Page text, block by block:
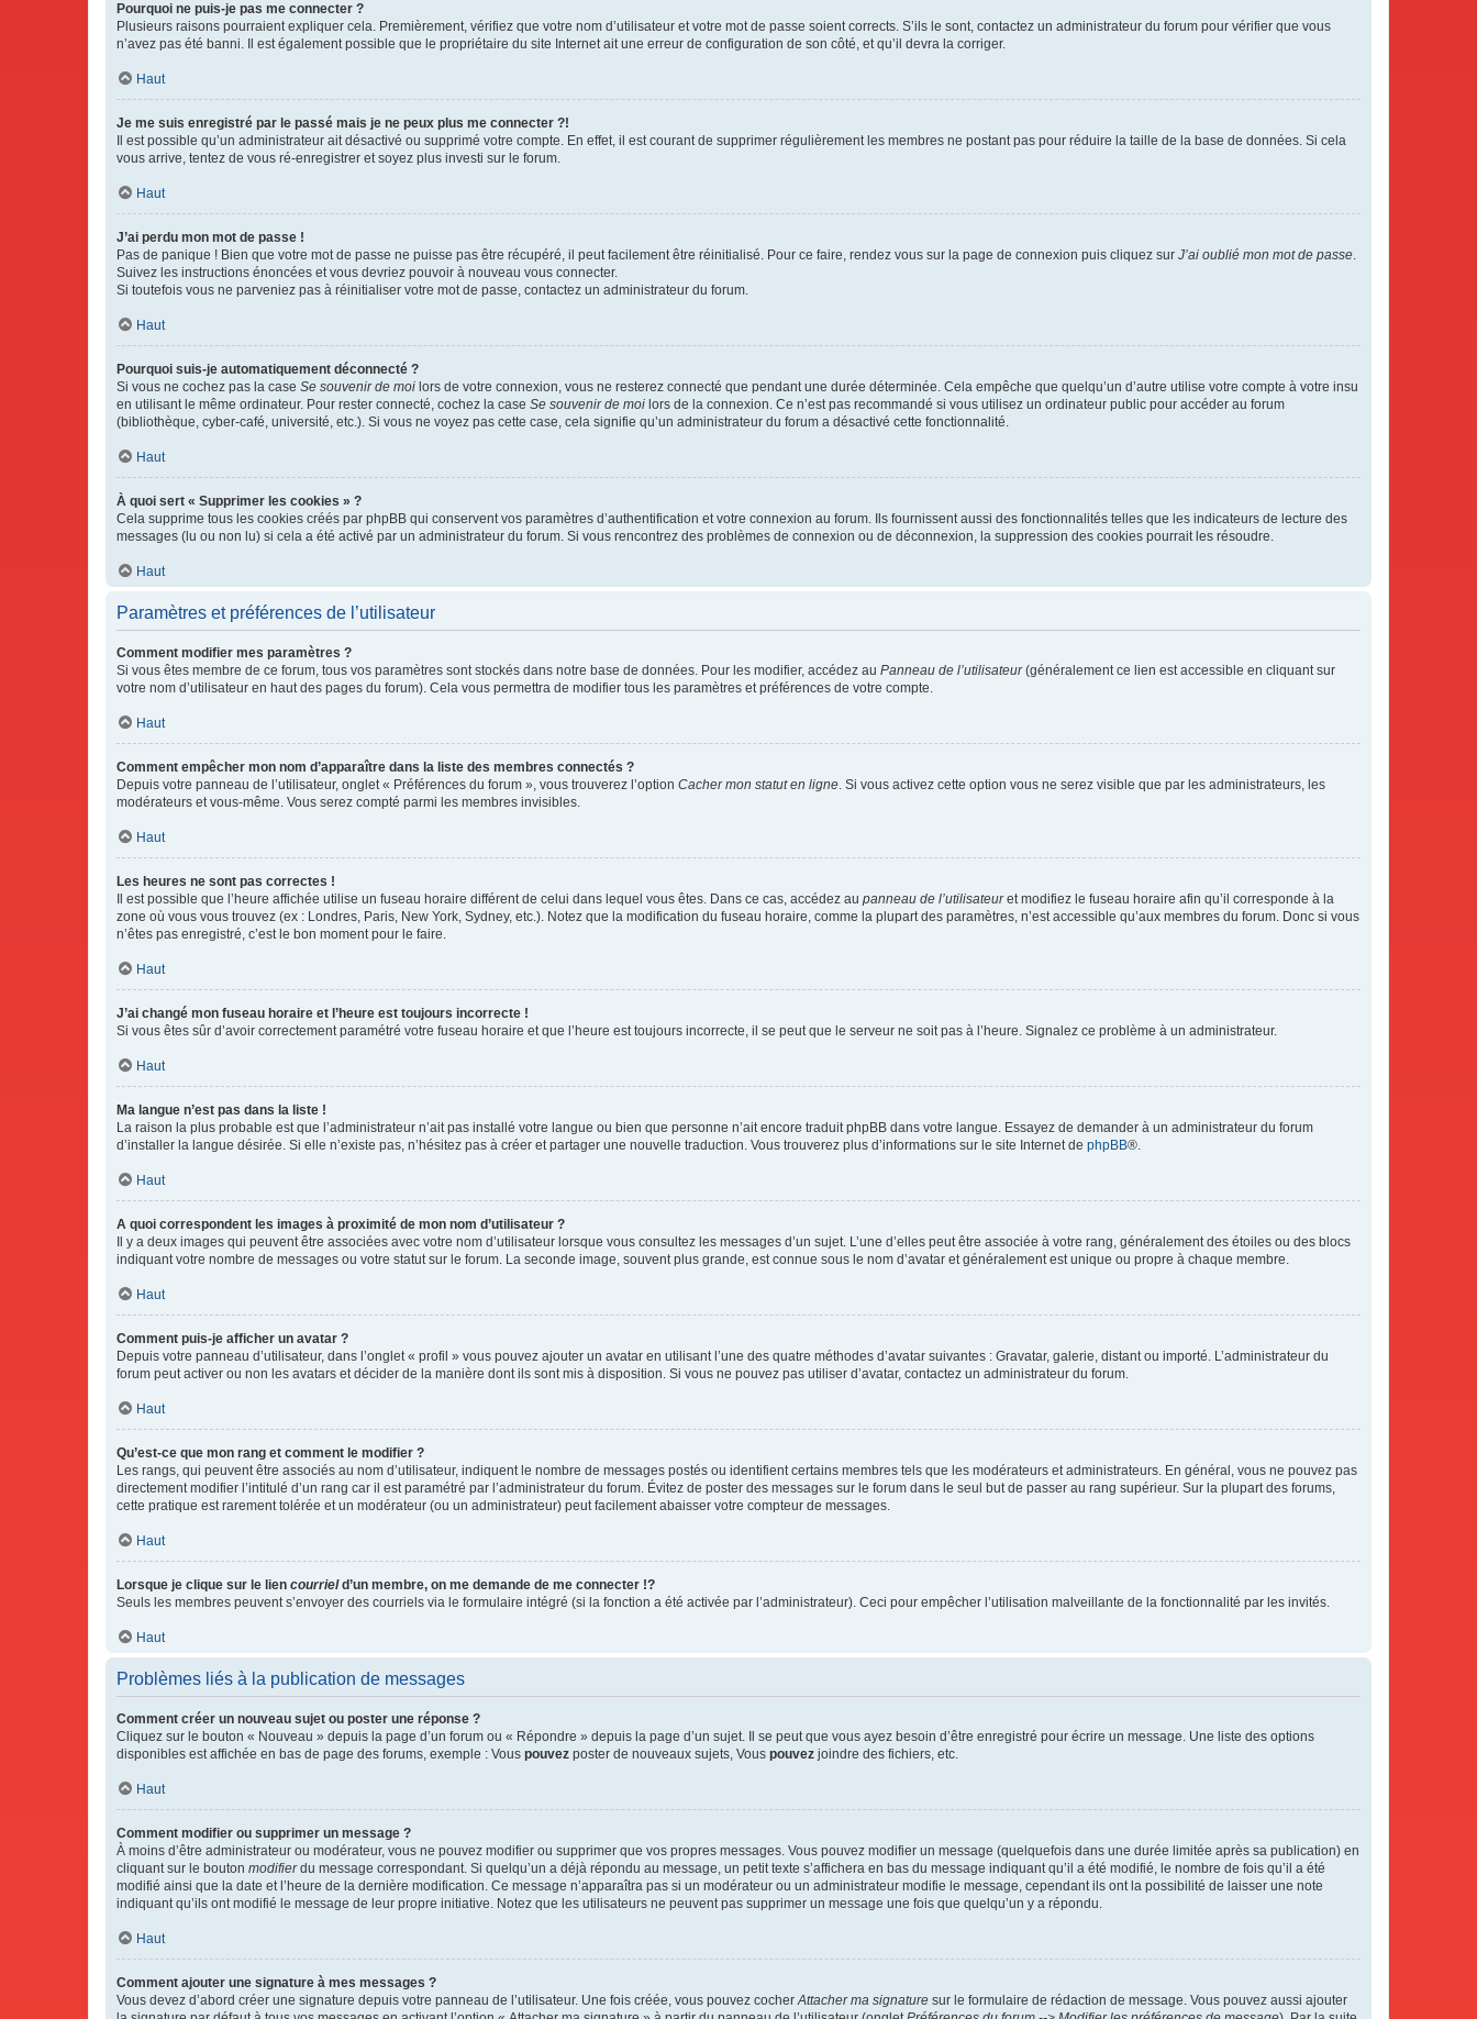
Pourquoi ne puis-je pas me connecter ?
Plusieurs raisons pourraient expliquer cela. Premièrement, vérifiez que votre nom d’utilisateur et votre mot de passe soient corrects. S’ils le sont, contactez un administrateur du forum pour vérifier que vous
n’avez pas été banni. Il est également possible que le propriétaire du site Internet ait une erreur de configuration de son côté, et qu’il devra la corriger.
Haut
Je me suis enregistré par le passé mais je ne peux plus me connecter ?!
Il est possible qu’un administrateur ait désactivé ou supprimé votre compte. En effet, il est courant de supprimer régulièrement les membres ne postant pas pour réduire la taille de la base de données. Si cela
vous arrive, tentez de vous ré-enregistrer et soyez plus investi sur le forum.
Haut
J’ai perdu mon mot de passe !
Pas de panique ! Bien que votre mot de passe ne puisse pas être récupéré, il peut facilement être réinitialisé. Pour ce faire, rendez vous sur la page de connexion puis cliquez sur J’ai oublié mon mot de passe.
Suivez les instructions énoncées et vous devriez pouvoir à nouveau vous connecter.
Si toutefois vous ne parveniez pas à réinitialiser votre mot de passe, contactez un administrateur du forum.
Haut
Pourquoi suis-je automatiquement déconnecté ?
Si vous ne cochez pas la case Se souvenir de moi lors de votre connexion, vous ne resterez connecté que pendant une durée déterminée. Cela empêche que quelqu’un d’autre utilise votre compte à votre insu
en utilisant le même ordinateur. Pour rester connecté, cochez la case Se souvenir de moi lors de la connexion. Ce n’est pas recommandé si vous utilisez un ordinateur public pour accéder au forum
(bibliothèque, cyber-café, université, etc.). Si vous ne voyez pas cette case, cela signifie qu’un administrateur du forum a désactivé cette fonctionnalité.
Haut
À quoi sert « Supprimer les cookies » ?
Cela supprime tous les cookies créés par phpBB qui conservent vos paramètres d’authentification et votre connexion au forum. Ils fournissent aussi des fonctionnalités telles que les indicateurs de lecture des
messages (lu ou non lu) si cela a été activé par un administrateur du forum. Si vous rencontrez des problèmes de connexion ou de déconnexion, la suppression des cookies pourrait les résoudre.
Haut
Paramètres et préférences de l’utilisateur
Comment modifier mes paramètres ?
Si vous êtes membre de ce forum, tous vos paramètres sont stockés dans notre base de données. Pour les modifier, accédez au Panneau de l’utilisateur(généralement ce lien est accessible en cliquant sur
votre nom d’utilisateur en haut des pages du forum). Cela vous permettra de modifier tous les paramètres et préférences de votre compte.
Haut
Comment empêcher mon nom d’apparaître dans la liste des membres connectés ?
Depuis votre panneau de l’utilisateur, onglet « Préférences du forum », vous trouverez l’option Cacher mon statut en ligne. Si vous activez cette option vous ne serez visible que par les administrateurs, les
modérateurs et vous-même. Vous serez compté parmi les membres invisibles.
Haut
Les heures ne sont pas correctes !
Il est possible que l’heure affichée utilise un fuseau horaire différent de celui dans lequel vous êtes. Dans ce cas, accédez au panneau de l’utilisateuret modifiez le fuseau horaire afin qu’il corresponde à la
zone où vous vous trouvez (ex : Londres, Paris, New York, Sydney, etc.). Notez que la modification du fuseau horaire, comme la plupart des paramètres, n’est accessible qu’aux membres du forum. Donc si vous
n’êtes pas enregistré, c’est le bon moment pour le faire.
Haut
J’ai changé mon fuseau horaire et l’heure est toujours incorrecte !
Si vous êtes sûr d’avoir correctement paramétré votre fuseau horaire et que l’heure est toujours incorrecte, il se peut que le serveur ne soit pas à l’heure. Signalez ce problème à un administrateur.
Haut
Ma langue n’est pas dans la liste !
La raison la plus probable est que l’administrateur n’ait pas installé votre langue ou bien que personne n’ait encore traduit phpBB dans votre langue. Essayez de demander à un administrateur du forum
d’installer la langue désirée. Si elle n’existe pas, n’hésitez pas à créer et partager une nouvelle traduction. Vous trouverez plus d’informations sur le site Internet de phpBB®.
Haut
A quoi correspondent les images à proximité de mon nom d’utilisateur ?
Il y a deux images qui peuvent être associées avec votre nom d’utilisateur lorsque vous consultez les messages d’un sujet. L’une d’elles peut être associée à votre rang, généralement des étoiles ou des blocs
indiquant votre nombre de messages ou votre statut sur le forum. La seconde image, souvent plus grande, est connue sous le nom d’avatar et généralement est unique ou propre à chaque membre.
Haut
Comment puis-je afficher un avatar ?
Depuis votre panneau d’utilisateur, dans l’onglet « profil » vous pouvez ajouter un avatar en utilisant l’une des quatre méthodes d’avatar suivantes : Gravatar, galerie, distant ou importé. L’administrateur du
forum peut activer ou non les avatars et décider de la manière dont ils sont mis à disposition. Si vous ne pouvez pas utiliser d’avatar, contactez un administrateur du forum.
Haut
Qu’est-ce que mon rang et comment le modifier ?
Les rangs, qui peuvent être associés au nom d’utilisateur, indiquent le nombre de messages postés ou identifient certains membres tels que les modérateurs et administrateurs. En général, vous ne pouvez pas
directement modifier l’intitulé d’un rang car il est paramétré par l’administrateur du forum. Évitez de poster des messages sur le forum dans le seul but de passer au rang supérieur. Sur la plupart des forums,
cette pratique est rarement tolérée et un modérateur (ou un administrateur) peut facilement abaisser votre compteur de messages.
Haut
Lorsque je clique sur le lien courrield’un membre, on me demande de me connecter !?
Seuls les membres peuvent s’envoyer des courriels via le formulaire intégré (si la fonction a été activée par l’administrateur). Ceci pour empêcher l’utilisation malveillante de la fonctionnalité par les invités.
Haut
Problèmes liés à la publication de messages
Comment créer un nouveau sujet ou poster une réponse ?
Cliquez sur le bouton « Nouveau » depuis la page d’un forum ou « Répondre » depuis la page d’un sujet. Il se peut que vous ayez besoin d’être enregistré pour écrire un message. Une liste des options
disponibles est affichée en bas de page des forums, exemple : Vous pouvez poster de nouveaux sujets, Vous pouvez joindre des fichiers, etc.
Haut
Comment modifier ou supprimer un message ?
À moins d’être administrateur ou modérateur, vous ne pouvez modifier ou supprimer que vos propres messages. Vous pouvez modifier un message (quelquefois dans une durée limitée après sa publication) en
cliquant sur le bouton modifierdu message correspondant. Si quelqu’un a déjà répondu au message, un petit texte s’affichera en bas du message indiquant qu’il a été modifié, le nombre de fois qu’il a été
modifié ainsi que la date et l’heure de la dernière modification. Ce message n’apparaîtra pas si un modérateur ou un administrateur modifie le message, cependant ils ont la possibilité de laisser une note
indiquant qu’ils ont modifié le message de leur propre initiative. Notez que les utilisateurs ne peuvent pas supprimer un message une fois que quelqu’un y a répondu.
Haut
Comment ajouter une signature à mes messages ?
Vous devez d’abord créer une signature depuis votre panneau de l’utilisateur. Une fois créée, vous pouvez cocherAttacher ma signature sur le formulaire de rédaction de message. Vous pouvez aussi ajouter